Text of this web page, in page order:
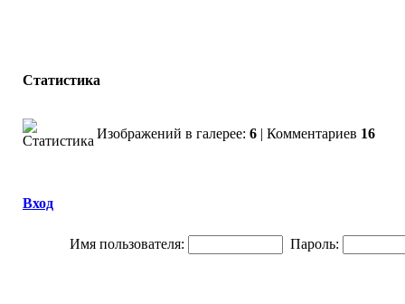
Статистика
Изображений в галерее: 6 | Комментариев 16
Вход
Имя пользователя: Пароль: